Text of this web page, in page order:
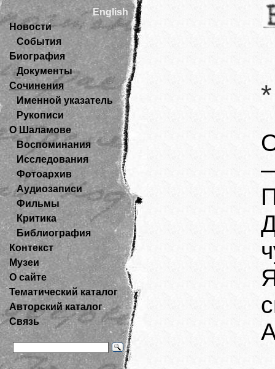
English
Новости
События
Биография
Документы
Сочинения
Именной указатель
Рукописи
О Шаламове
Воспоминания
Исследования
Фотоархив
Аудиозаписи
Фильмы
Критика
Библиография
Контекст
Музеи
О сайте
Тематический каталог
Авторский каталог
Связь